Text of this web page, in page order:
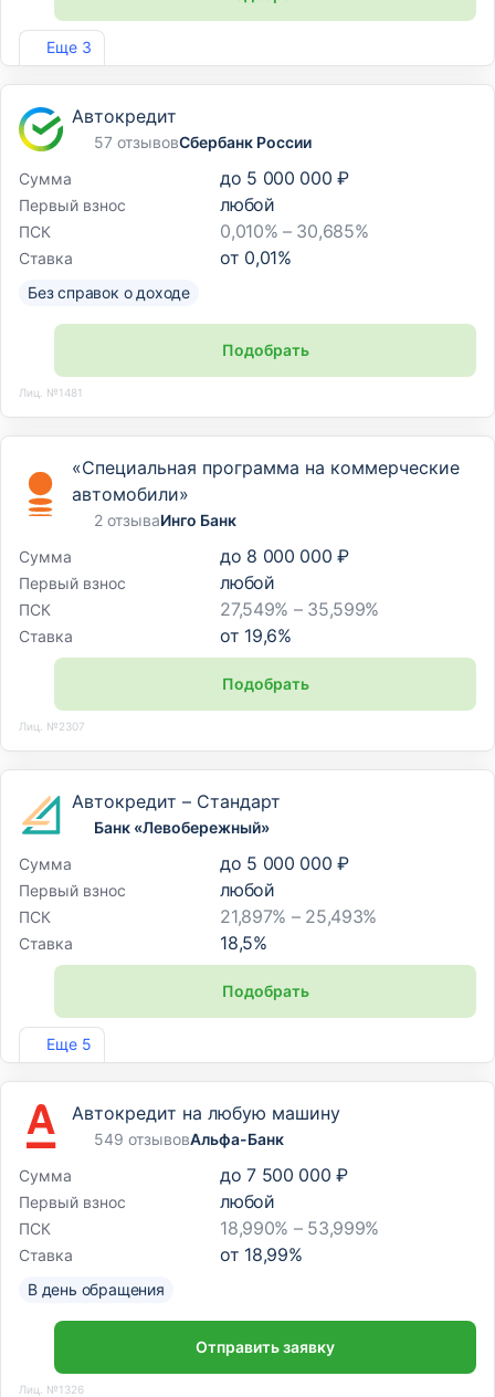
Еще 3
Лиц. №1810
Автокредит
57 отзывовСбербанк России
Сумма
до 5 000 000 ₽
Первый взнос любой
ПСК 0,010% – 30,685%
Ставка от 0,01%
Без справок о доходе
Подобрать
Лиц. №1481
«Специальная программа на коммерческие
автомобили»
2 отзываИнго Банк
Сумма
до 8 000 000 ₽
Первый взнос любой
ПСК 27,549% – 35,599%
Ставка от 19,6%
Подобрать
Лиц. №2307
Еще 5
Автокредит – Стандарт
Банк «Левобережный»
Сумма
до 5 000 000 ₽
Первый взнос любой
ПСК 21,897% – 25,493%
Ставка 18,5%
Подобрать
Лиц. №1343
Автокредит на любую машину
549 отзывовАльфа-Банк
Сумма
до 7 500 000 ₽
Первый взнос любой
ПСК 18,990% – 53,999%
Ставка от 18,99%
В день обращения
Отправить заявку
Лиц. №1326